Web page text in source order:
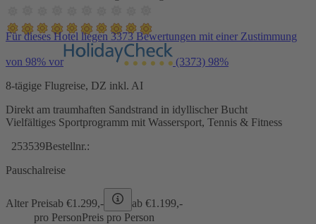
Für dieses Hotel liegen 3373 Bewertungen mit einer Zustimmung
von 98% vor (3373) 98%
8-tägige Flugreise, DZ inkl. AI
Direkt am traumhaften Sandstrand in idyllischer Bucht
Vielfältiges Sportprogramm mit Wassersport, Tennis & Fitness
253539Bestellnr.:
Pauschalreise
Alter Preisab €1.299,- ab €1.199,-
pro PersonPreis pro Person